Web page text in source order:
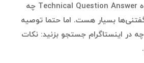
زنگ زدن به اعضای گروه Technical Question Answer چه
بسیار هست. اما حتما توصیه
در اینستاگرام جستجو بزنید: نکات